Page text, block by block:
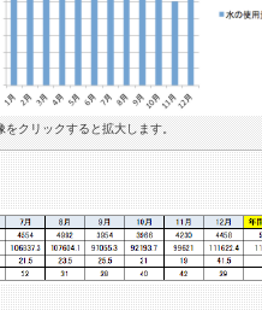
をクリックすると拡大します。